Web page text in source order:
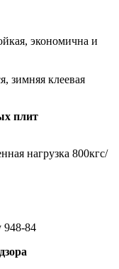
экономична и
зимняя клеевая
плит
нагрузка 800кгс/
948-84